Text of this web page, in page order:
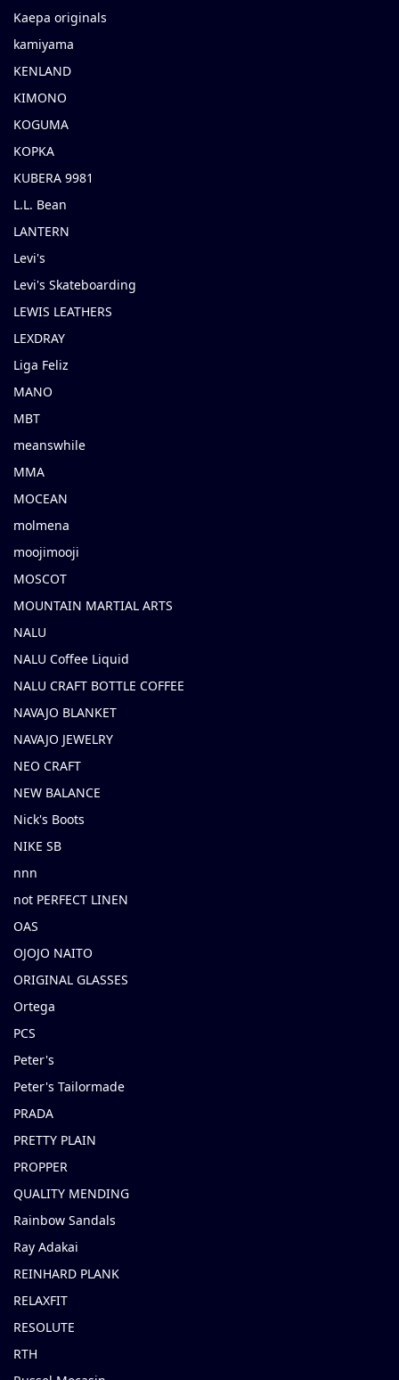
Kaepa originals
kamiyama
KENLAND
KIMONO
KOGUMA
KOPKA
KUBERA 9981
L.L. Bean
LANTERN
Levi's
Levi's Skateboarding
LEWIS LEATHERS
LEXDRAY
Liga Feliz
MANO
MBT
meanswhile
MMA
MOCEAN
molmena
moojimooji
MOSCOT
MOUNTAIN MARTIAL ARTS
NALU
NALU Coffee Liquid
NALU CRAFT BOTTLE COFFEE
NAVAJO BLANKET
NAVAJO JEWELRY
NEO CRAFT
NEW BALANCE
Nick's Boots
NIKE SB
nnn
not PERFECT LINEN
OAS
OJOJO NAITO
ORIGINAL GLASSES
Ortega
PCS
Peter's
Peter's Tailormade
PRADA
PRETTY PLAIN
PROPPER
QUALITY MENDING
Rainbow Sandals
Ray Adakai
REINHARD PLANK
RELAXFIT
RESOLUTE
RTH